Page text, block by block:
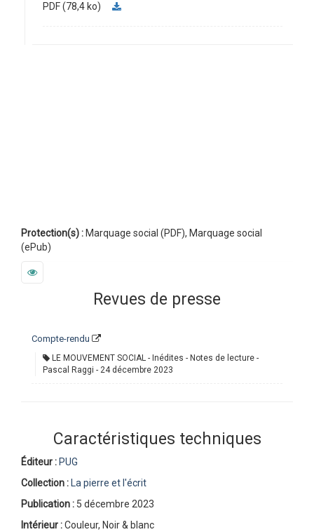
PDF (78,4 ko)
Protection(s) : Marquage social (PDF), Marquage social
(ePub)
Revues de presse
Compte-rendu
LE MOUVEMENT SOCIAL - Inédites - Notes de lecture -
Pascal Raggi
24 décembre 2023
Caractéristiques techniques
Éditeur : PUG
Collection : La pierre et l'écrit
Publication : 5 décembre 2023
Intérieur :Couleur, Noir & blanc